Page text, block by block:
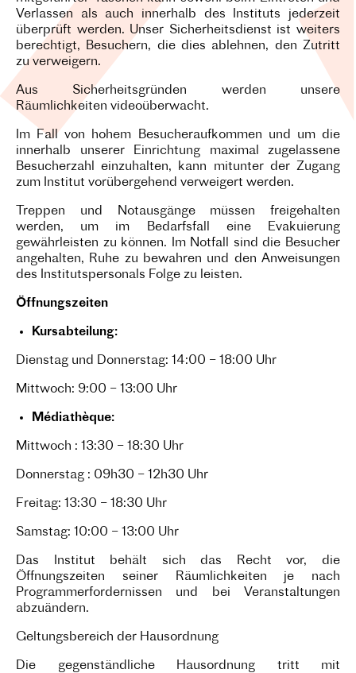
Verlassen als auch innerhalb des Instituts jederzeit
überprüft werden. Unser Sicherheitsdienst ist weiters
berechtigt, Besuchern, die dies ablehnen, den Zutritt
zu verweigern.
Aus Sicherheitsgründen werden unsere
Räumlichkeiten videoüberwacht.
Im Fall von hohem Besucheraufkommen und um die
innerhalb unserer Einrichtung maximal zugelassene
Besucherzahl einzuhalten, kann mitunter der Zugang
zum Institut vorübergehend verweigert werden.
Treppen und Notausgänge müssen freigehalten
werden, um im Bedarfsfall eine Evakuierung
gewährleisten zu können. Im Notfall sind die Besucher
angehalten, Ruhe zu bewahren und den Anweisungen
des Institutspersonals Folge zu leisten.
Öffnungszeiten
Kursabteilung:
Dienstag und Donnerstag: 14:00 – 18:00 Uhr
Mittwoch: 9:00 – 13:00 Uhr
Médiathèque:
Mittwoch : 13:30 – 18:30 Uhr
Donnerstag : 09h30 – 12h30 Uhr
Freitag: 13:30 – 18:30 Uhr
Samstag: 10:00 – 13:00 Uhr
Das Institut behält sich das Recht vor, die
Öffnungszeiten seiner Räumlichkeiten je nach
Programmerfordernissen und bei Veranstaltungen
abzuändern.
Geltungsbereich der Hausordnung
Die gegenständliche Hausordnung tritt mit